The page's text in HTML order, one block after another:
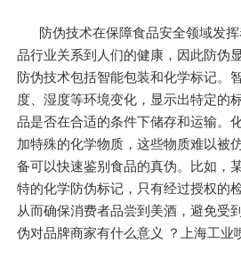
防伪技术在保障食品安全领域发
品行业关系到人们的健康，因此防伪
防伪技术包括智能包装和化学标记。
度、湿度等环境变化，显示出特定的
品是否在合适的条件下储存和运输。
加特殊的化学物质，这些物质难以被
备可以快速鉴别食品的真伪。比如，
特的化学防伪标记，只有经过授权的
从而确保消费者品尝到美酒，避免受
伪对品牌商家有什么意义 ？上海工业